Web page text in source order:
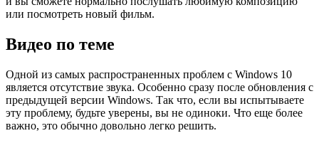
или посмотреть новый фильм.
Видео по теме
Одной из самых распространенных проблем с Windows 10
является отсутствие звука. Особенно сразу после обновления с
предыдущей версии Windows. Так что, если вы испытываете
эту проблему, будьте уверены, вы не одиноки. Что еще более
важно, это обычно довольно легко решить.